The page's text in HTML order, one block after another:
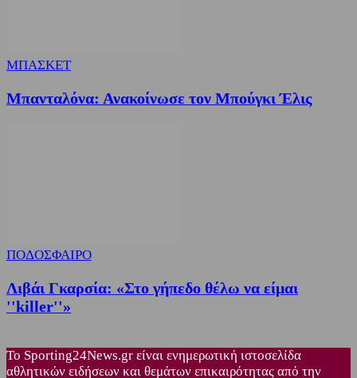
ΜΠΑΣΚΕΤ
Μπανταλόνα: Ανακοίνωσε τον Μπούγκι Έλις
ΠΟΔΟΣΦΑΙΡΟ
Λιβάι Γκαρσία: «Στο γήπεδο θέλω να είμαι
''killer''»
Το Sporting24News.gr είναι ενημερωτική ιστοσελίδα
αθλητικών ειδήσεων και θεμάτων επικαιρότητας από την